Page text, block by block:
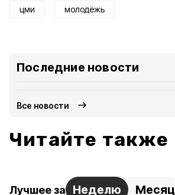
цми молодёжь
Последние новости
Все новости
Читайте также
Лучшее за Неделю Месяц